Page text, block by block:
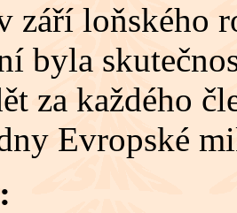
září loňského
byla
za každého
Evropské